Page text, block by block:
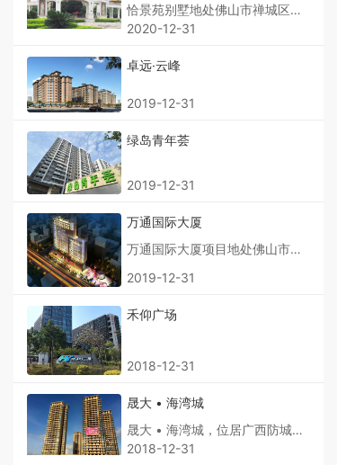
恰景苑别墅地处佛山市禅城区魁
奇二路16号，占地面积18万多
地理位置优越，交通方便,与周
是现代幽雅、舒适、祥和、尊贵
被评为、“禅城区绿化先进小
区计划生育工作先进单位”“区爱
2020-12-31
卓远·云峰
2019-12-31
绿岛青年荟
2019-12-31
万通国际大厦
万通国际大厦项目地处佛山市禅
于禅城区魁奇路南侧，汾江南路
西侧，南侧为拟建黎明路东延长
段，广佛地铁一号线和二号线交
利。总用地面积23577.54平方
米。用地性质为商业办公、文化
2019-12-31
禾仰广场
2018-12-31
晟大 • 海湾城
晟大 • 海湾城，位居广西防城港
市城市客厅--西湾滨海核心区，
2018-12-31